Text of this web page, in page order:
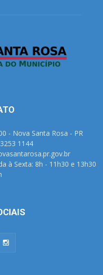
- Nova Santa Rosa - PR
1144
à Sexta: 8h - 11h30 e 13h30